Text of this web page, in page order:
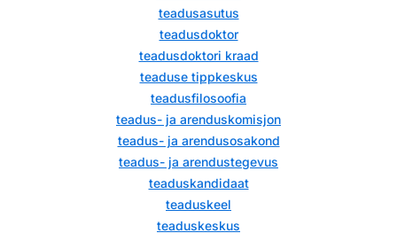
teadusasutus
teadusdoktor
teadusdoktori kraad
teaduse tippkeskus
teadusfilosoofia
teadus- ja arenduskomisjon
teadus- ja arendusosakond
teadus- ja arendustegevus
teaduskandidaat
teaduskeel
teaduskeskus